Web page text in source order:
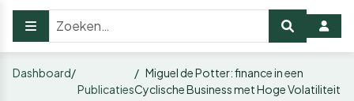
Dashboard
Publicaties
Miguel de Potter: finance in een
Cyclische Business met Hoge Volatiliteit